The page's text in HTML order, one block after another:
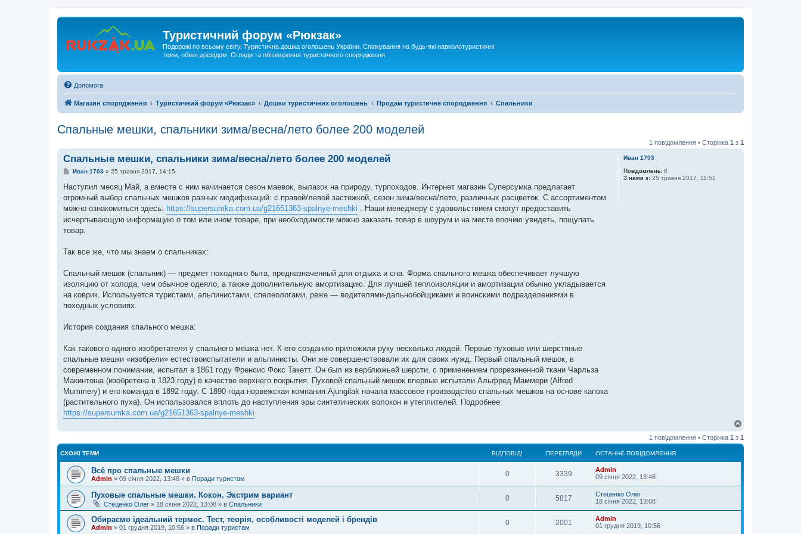
Туристичний форум «Рюкзак»
Подорожі по всьому світу. Туристична дошка оголошень України. Спілкування на будь-які навколотуристичні
теми, обмін досвідом. Огляди та обговорення туристичного спорядження
Допомога
Магазин спорядження Туристичний форум «Рюкзак» Дошки туристичних оголошень Продам туристичне спорядження Спальники
Спальные мешки, спальники зима/весна/лето более 200 моделей
1 повідомлення • Сторінка 1 з 1
Иван 1703
Повідомлень: 8
З нами з: 25 травня 2017, 11:52
Спальные мешки, спальники зима/весна/лето более 200 моделей
П
в
д
о
л
е
н
я
Иван 1703» 25 травня 2017, 14:15
Наступил месяц Май, а вместе с ним начинается сезон маевок, вылазок на природу, турпоходов. Интернет магазин Суперсумка предлагает
огромный выбор спальных мешков разных модификаций: с правой/левой застежкой, сезон зима/весна/лето, различных расцветок. С ассортиментом
можно ознакомиться здесь: https://supersumka.com.ua/g21651363-spalnye-meshki . Наши менеджеру с удовольствием смогут предоставить
исчерпывающую информацию о том или ином товаре, при необходимости можно заказать товар в шоурум и на месте воочию увидеть, пощупать
товар.
Так все же, что мы знаем о спальниках:
Спальный мешок (спальник) — предмет походного быта, предназначенный для отдыха и сна. Форма спального мешка обеспечивает лучшую
изоляцию от холода, чем обычное одеяло, а также дополнительную амортизацию. Для лучшей теплоизоляции и амортизации обычно укладывается
на коврик. Используется туристами, альпинистами, спелеологами, реже — водителями-дальнобойщиками и воинскими подразделениями в
походных условиях.
История создания спального мешка:
Как такового одного изобретателя у спального мешка нет. К его созданию приложили руку несколько людей. Первые пуховые или шерстяные
спальные мешки «изобрели» естествоиспытатели и альпинисты. Они же совершенствовали их для своих нужд. Первый спальный мешок, в
современном понимании, испытал в 1861 году Френсис Фокс Такетт. Он был из верблюжьей шерсти, с применением прорезиненной ткани Чарльза
Макинтоша (изобретена в 1823 году) в качестве верхнего покрытия. Пуховой спальный мешок впервые испытали Альфред Маммери (Alfred
Mummery) и его команда в 1892 году. С 1890 года норвежская компания Ajungilak начала массовое производство спальных мешков на основе капока
(растительного пуха). Он использовался вплоть до наступления эры синтетических волокон и утеплителей. Подробнее:
https://supersumka.com.ua/g21651363-spalnye-meshki
г
о
1 повідомлення • Сторінка 1 з 1
СХОЖІ ТЕМИ ВІДПОВІДІ ПЕРЕГЛЯДИ ОСТАННЄ ПОВІДОМЛЕННЯ
Всё про спальные мешки
Admin » 09 січня 2022, 13:48 » в Поради туристам
0 3339
Admin
09 січня 2022, 13:48
Пуховые спальные мешки. Кокон. Экстрим вариант
Стеценко Олег » 18 січня 2022, 13:08 » в Спальники
0 5817
Стеценко Олег
18 січня 2022, 13:08
Обираємо ідеальний термос. Тест, теорія, особливості моделей і брендів
Admin » 01 грудня 2019, 10:56 » в Поради туристам
0 2001
Admin
01 грудня 2019, 10:56